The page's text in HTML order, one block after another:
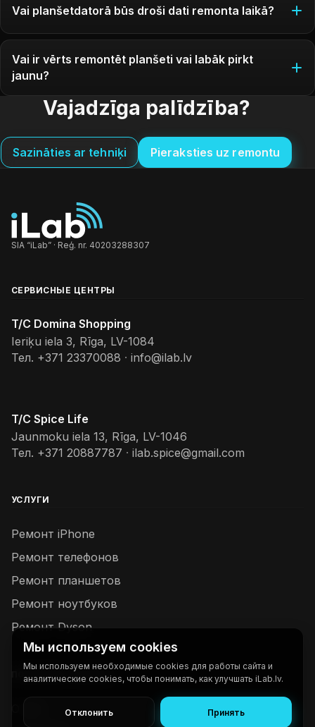
Vai planšetdatorā būs droši dati remonta laikā?
Vai ir vērts remontēt planšeti vai labāk pirkt
jaunu?
Vajadzīga palīdzība?
Sazināties ar tehniķi Pieraksties uz remontu
SIA “iLab” · Reģ. nr. 40203288307
СЕРВИСНЫЕ ЦЕНТРЫ
T/C Domina Shopping
Ieriķu iela 3, Rīga, LV-1084
Тел. +371 23370088 · info@ilab.lv
T/C Spice Life
Jaunmoku iela 13, Rīga, LV-1046
Тел. +371 20887787 · ilab.spice@gmail.com
УСЛУГИ
Ремонт iPhone
Ремонт телефонов
Ремонт планшетов
Ремонт ноутбуков
Ремонт Dyson
ПОЛЕЗНЫЕ ССЫЛКИ
Мы используем cookies
Мы используем необходимые cookies для работы сайта и
аналитические cookies, чтобы понимать, как улучшать iLab.lv.
Отклонить Принять